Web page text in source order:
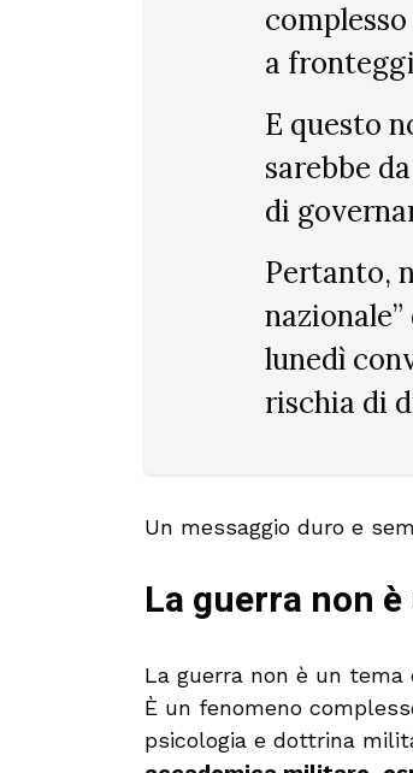
a
E questo
sarebbe
di
Pertanto,
lunedì
rischia di
Un messaggio duro e
La guerra non è
La guerra non è un tema
È un fenomeno
psicologia e dottrina